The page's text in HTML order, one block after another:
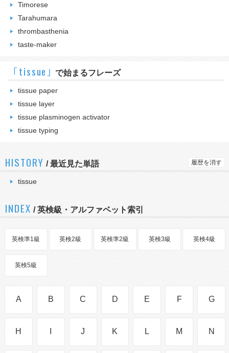
Timorese
Tarahumara
thrombasthenia
taste-maker
｢tissue｣ で始まるフレーズ
tissue paper
tissue layer
tissue plasminogen activator
tissue typing
HISTORY /最近見た単語 履歴を消す
tissue
INDEX / 英検級・アルファベット索引
英検準1級 英検2級 英検準2級 英検3級 英検4級
英検5級
A B C D E F G
H J K L M N